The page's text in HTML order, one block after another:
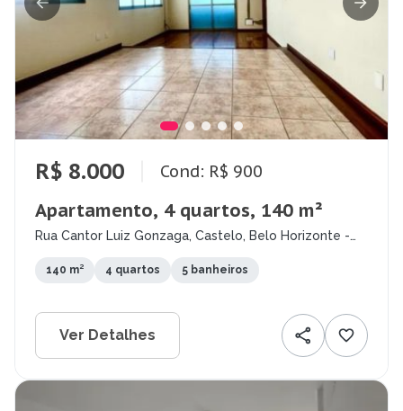
R$ 8.000 Cond: R$ 900
Apartamento, 4 quartos, 140 m²
Rua Cantor Luiz Gonzaga, Castelo, Belo Horizonte -
140 m² 4 quartos 5 banheiros
Ver Detalhes